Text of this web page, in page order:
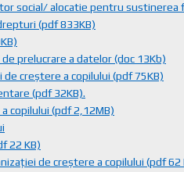
social/ alocatie pentru
(pdf 833KB)
prelucrare a datelor (doc 13Kb)
de creştere a copilului (pdf 75KB)
(pdf 32KB).
copilului (pdf 2,12MB)
22 KB)
de creștere a copilului (pdf 62